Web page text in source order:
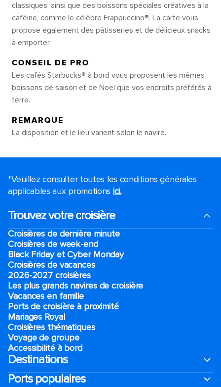
classiques, ainsi que des boissons spéciales créatives à la
caféine, comme le célèbre Frappuccino®. La carte vous
propose également des pâtisseries et de délicieux snacks
à emporter.
CONSEIL DE PRO
Les cafés Starbucks® à bord vous proposent les mêmes
boissons de saison et de Noël que vos endroits préférés à
terre.
REMARQUE
La disposition et le lieu varient selon le navire.
*Veuillez consulter toutes les conditions générales
applicables aux promotions ici..
Trouvez votre croisière
Croisières de dernière minute
Croisières de week-end
Black Friday et Cyber Monday
Croisières de vacances
2026-2027 croisières
Les plus grands navires de croisière
Vacances en famille
Ports de croisière à proximité
Mariages Royal
Croisières thématiques
Voyage de groupe​
Accessibilité à bord​
Destinations
Ports populaires